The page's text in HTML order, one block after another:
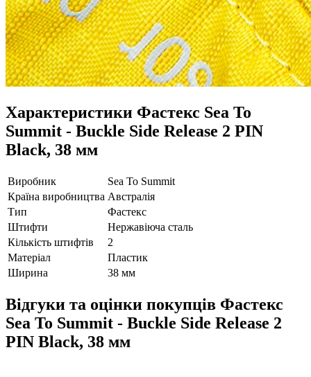
Характеристики Фастекс Sea To
Summit - Buckle Side Release 2 PIN
Black, 38 мм
Виробник
Sea To Summit
Країна виробництва Австралія
Тип
Фастекс
Штифти
Нержавіюча сталь
Кількість штифтів
2
Матеріал
Пластик
Ширина
38 мм
Відгуки та оцінки покупців Фастекс
Sea To Summit - Buckle Side Release 2
PIN Black, 38 мм